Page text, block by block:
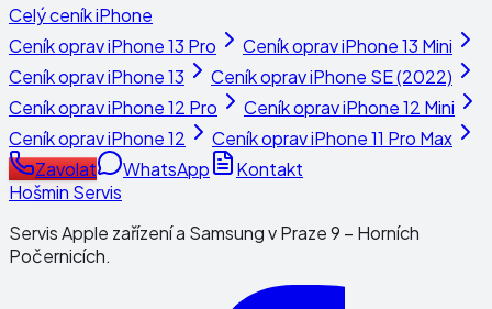
Celý ceníkiPhone
Ceník opraviPhone 13 Pro Ceník opraviPhone 13 Mini
Ceník opraviPhone 13 Ceník opraviPhone SE (2022)
Ceník opraviPhone 12 Pro Ceník opraviPhone 12 Mini
Ceník opraviPhone 12 Ceník opraviPhone 11 Pro Max
Zavolat
WhatsApp
Kontakt
Hošmin Servis
Servis Apple zařízení a Samsung v Praze 9 – Horních
Počernicích.